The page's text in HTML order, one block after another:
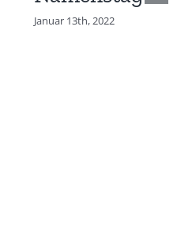
Januar 13th, 2022